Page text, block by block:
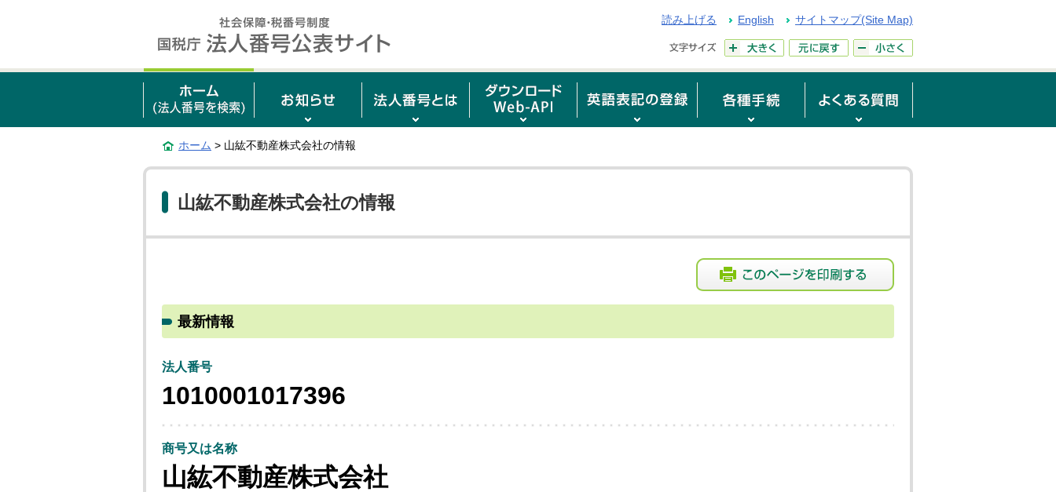
読み上げる English サイトマップ(Site Map)
ホーム > 山紘不動産株式会社の情報
山紘不動産株式会社の情報
最新情報
法人番号
1010001017396
商号又は名称
山紘不動産株式会社